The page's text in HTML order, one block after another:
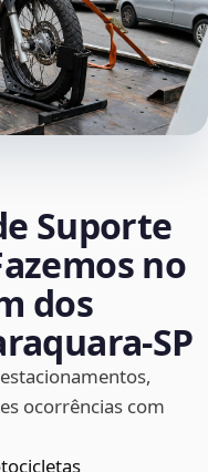
Suporte
no
dos
ocorrências com